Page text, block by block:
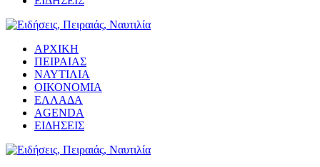
ΑΡΧΙΚΗ
ΠΕΙΡΑΙΑΣ
ΝΑΥΤΙΛΙΑ
ΟΙΚΟΝΟΜΙΑ
ΕΛΛΑΔΑ
AGENDA
ΕΙΔΗΣΕΙΣ